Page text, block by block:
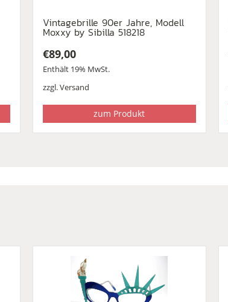
Vintagebrille 90er Jahre, Modell
Moxxy by Sibilla 518218
€89,00
Enthält 19% MwSt.
zzgl.Versand
zum Produkt